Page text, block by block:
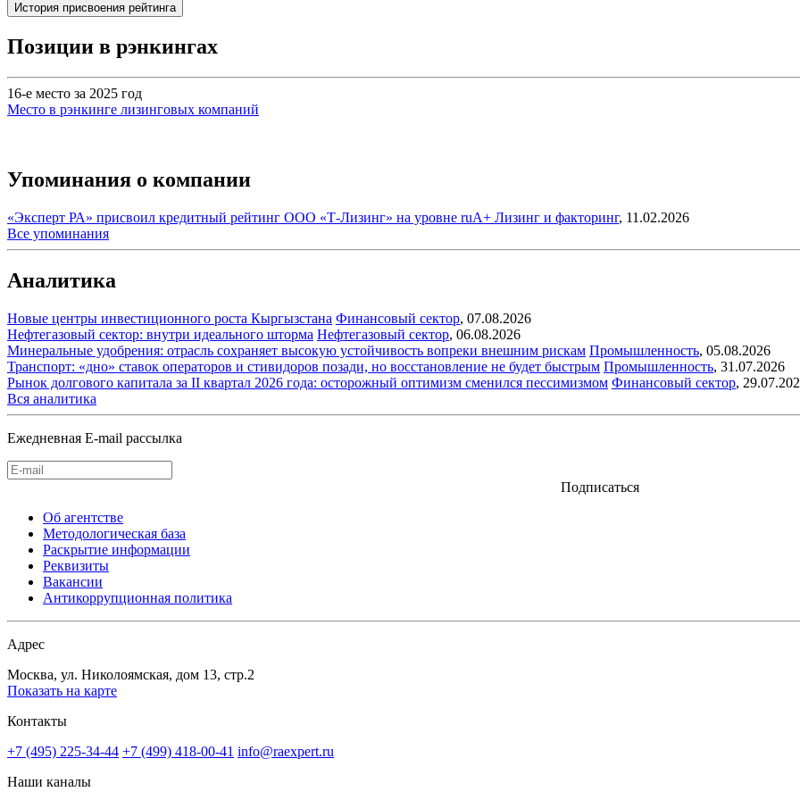
История присвоения рейтинга
Позиции в рэнкингах
16-е место за 2025 год
Место в рэнкинге лизинговых компаний
Упоминания о компании
«Эксперт РА» присвоил кредитный рейтинг ООО «Т-Лизинг» на уровне ruА+ Лизинг и факторинг, 11.02.2026
Все упоминания
Аналитика
Новые центры инвестиционного роста Кыргызстана Финансовый сектор, 07.08.2026
Нефтегазовый сектор: внутри идеального шторма Нефтегазовый сектор, 06.08.2026
Минеральные удобрения: отрасль сохраняет высокую устойчивость вопреки внешним рискам Промышленность, 05.08.2026
Транспорт: «дно» ставок операторов и стивидоров позади, но восстановление не будет быстрым Промышленность, 31.07.2026
Рынок долгового капитала за II квартал 2026 года: осторожный оптимизм сменился пессимизмом Финансовый сектор,
Вся аналитика
Ежедневная E-mail рассылка
Подписаться
Об агентстве
Методологическая база
Раскрытие информации
Реквизиты
Вакансии
Антикоррупционная политика
Адрес
Москва, ул. Николоямская, дом 13, стр.2
Показать на карте
Контакты
+7 (495) 225-34-44 +7 (499) 418-00-41 info@raexpert.ru
Наши каналы